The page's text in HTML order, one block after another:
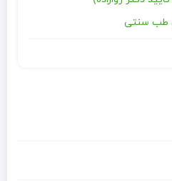
طب سنتی